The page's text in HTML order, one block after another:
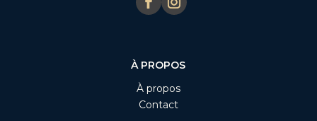
À PROPOS
À propos
Contact